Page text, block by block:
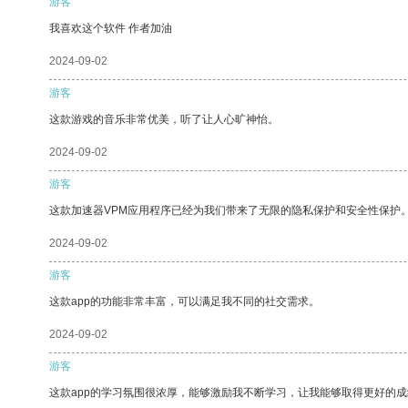
我喜欢这个软件 作者加油
2024-09-02
游客
这款游戏的音乐非常优美，听了让人心旷神怡。
2024-09-02
游客
这款加速器VPM应用程序已经为我们带来了无限的隐私保护和安全性保护
2024-09-02
游客
这款app的功能非常丰富，可以满足我不同的社交需求。
2024-09-02
游客
这款app的学习氛围很浓厚，能够激励我不断学习，让我能够取得更好的